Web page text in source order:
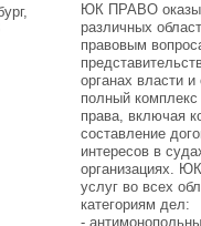
ЮК ПРАВО
различных
правовым
органах власти и
полный
права, включая
составление
интересов в
организациях.
услуг во всех
категориям дел:
-